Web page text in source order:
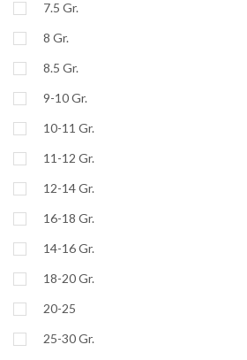
7.5 Gr.
8 Gr.
8.5 Gr.
9-10 Gr.
10-11 Gr.
11-12 Gr.
12-14 Gr.
16-18 Gr.
14-16 Gr.
18-20 Gr.
20-25
25-30 Gr.